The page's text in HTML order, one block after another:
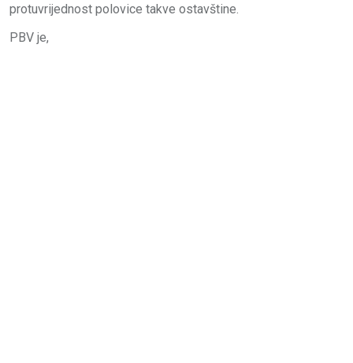
protuvrijednost polovice takve ostavštine.
PBV je,